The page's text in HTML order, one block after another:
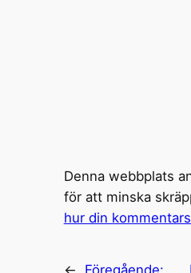
Denna webbplats
för att minska
hur din